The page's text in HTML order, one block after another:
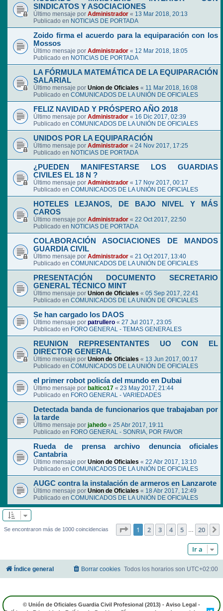
SINDICATOS Y ASOCIACIONES
Último mensaje por Administrador « 13 Mar 2018, 20:13
Publicado en NOTICIAS DE PORTADA
Zoido firma el acuerdo para la equiparación con los
Mossos
Último mensaje por Administrador « 12 Mar 2018, 18:05
Publicado en NOTICIAS DE PORTADA
LA FÓRMULA MATEMÁTICA DE LA EQUIPARACIÓN
SALARIAL
Último mensaje por Union de Oficiales « 11 Mar 2018, 16:08
Publicado en COMUNICADOS DE LA UNIÓN DE OFICIALES
FELIZ NAVIDAD Y PRÓSPERO AÑO 2018
Último mensaje por Administrador « 16 Dic 2017, 02:39
Publicado en COMUNICADOS DE LA UNIÓN DE OFICIALES
UNIDOS POR LA EQUIPARACIÓN
Último mensaje por Administrador « 24 Nov 2017, 17:25
Publicado en NOTICIAS DE PORTADA
¿PUEDEN MANIFESTARSE LOS GUARDIAS
CIVILES EL 18 N ?
Último mensaje por Administrador « 17 Nov 2017, 00:17
Publicado en COMUNICADOS DE LA UNIÓN DE OFICIALES
HOTELES LEJANOS, DE BAJO NIVEL Y MÁS
CAROS
Último mensaje por Administrador « 22 Oct 2017, 22:50
Publicado en NOTICIAS DE PORTADA
COLABORACIÓN ASOCIACIONES DE MANDOS
GUARDIA CIVIL
Último mensaje por Administrador « 21 Oct 2017, 13:40
Publicado en COMUNICADOS DE LA UNIÓN DE OFICIALES
PRESENTACIÓN DOCUMENTO SECRETARIO
GENERAL TÉCNICO MINT
Último mensaje por Union de Oficiales « 05 Sep 2017, 22:41
Publicado en COMUNICADOS DE LA UNIÓN DE OFICIALES
Se han cargado los DAOS
Último mensaje por patrullero « 27 Jul 2017, 23:05
Publicado en FORO GENERAL - TEMAS GENERALES
REUNION REPRESENTANTES UO CON EL
DIRECTOR GENERAL
Último mensaje por Union de Oficiales « 13 Jun 2017, 00:17
Publicado en COMUNICADOS DE LA UNIÓN DE OFICIALES
el primer robot policía del mundo en Dubai
Último mensaje por baltico17 « 23 May 2017, 21:44
Publicado en FORO GENERAL - VARIEDADES
Detectada banda de funcionarios que trabajaban por
la tarde
Último mensaje por jahedo « 25 Abr 2017, 19:11
Publicado en FORO GENERAL - SONRIA, POR FAVOR
Rueda de prensa archivo denuncia oficiales
Cantabria
Último mensaje por Union de Oficiales « 22 Abr 2017, 13:10
Publicado en COMUNICADOS DE LA UNIÓN DE OFICIALES
AUGC contra la instalación de armeros en Lanzarote
Último mensaje por Union de Oficiales « 18 Abr 2017, 12:49
Publicado en COMUNICADOS DE LA UNIÓN DE OFICIALES
Se encontraron más de 1000 coincidencias Página de 20
1 2 3 4 5 … 20
Ir a
Índice general Todos los horarios son UTC+02:00
Borrar cookies
© Unión de Oficiales Guardia Civil Profesional (2013) - Aviso Legal -